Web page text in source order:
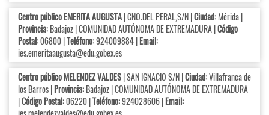
Centro público EMERITA AUGUSTA| CNO.DEL PERAL,S/N |Ciudad:Mérida |
Provincia:Badajoz | COMUNIDAD AUTÓNOMA DE EXTREMADURA |Código
Postal:06800 |Teléfono:924009884 |Email:
ies.emeritaaugusta@edu.gobex.es
Centro público MELENDEZ VALDES| SAN IGNACIO S/N |Ciudad:Villafranca de
los Barros |Provincia:Badajoz | COMUNIDAD AUTÓNOMA DE EXTREMADURA
|Código Postal:06220 |Teléfono:924028606 |Email: